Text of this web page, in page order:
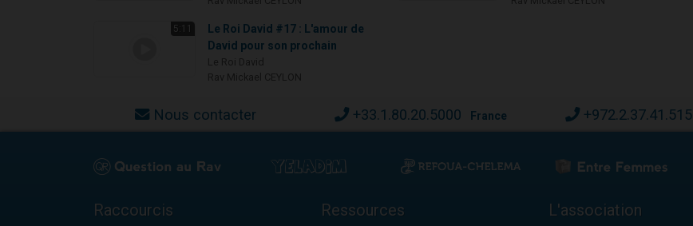
5:11
Le Roi David #17 : L'amour de
David pour son prochain
Nous contacter +33.1.80.20.5000 France +972.2.37.41.515
Raccourcis Ressources L'association